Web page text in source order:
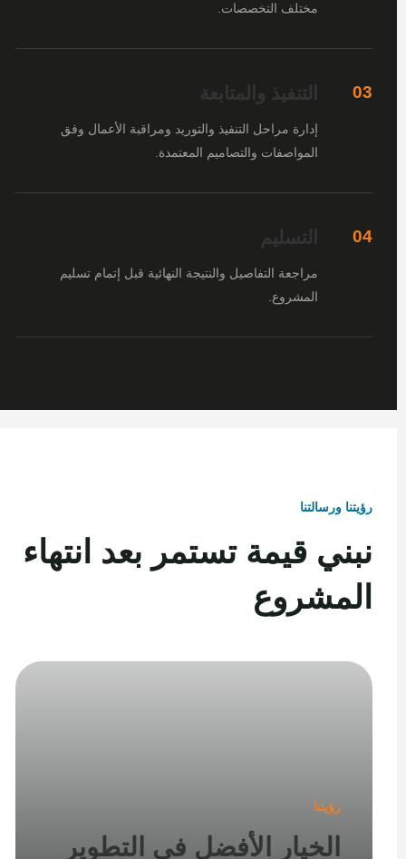
مختلف التخصصات.
03 التنفيذ والمتابعة
إدارة مراحل التنفيذ والتوريد ومراقبة الأعمال وفق
المواصفات والتصاميم المعتمدة.
04 التسليم
مراجعة التفاصيل والنتيجة النهائية قبل إتمام تسليم
المشروع.
رؤيتنا ورسالتنا
نبني قيمة تستمر بعد انتهاء
المشروع
رؤيتنا
الخيار الأفضل في التطوير